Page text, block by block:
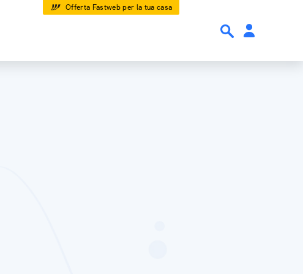
Offerta Fastweb per la tua casa